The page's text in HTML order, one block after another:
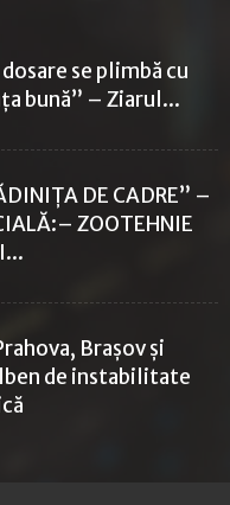
se plimbă cu
bună” – Ziarul...
DE CADRE” –
ZOOTEHNIE
Brașov și
de instabilitate